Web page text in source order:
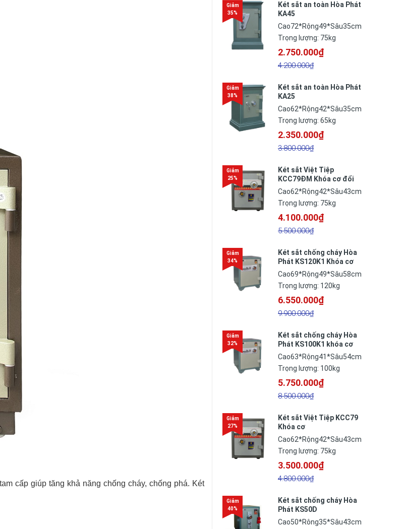
cấp giúp tăng khả năng chống cháy, chống phá. Két
Két sắt an toàn Hòa Phát
KA45
Cao72*Rộng49*Sâu35cm
Trọng lượng: 75kg
2.750.000₫
4.200.000₫
Két sắt an toàn Hòa Phát
KA25
Cao62*Rộng42*Sâu35cm
Trọng lượng: 65kg
2.350.000₫
3.800.000₫
Két sắt Việt Tiệp
KCC79ĐM Khóa cơ đổi
mã
Cao62*Rộng42*Sâu43cm
Trọng lượng: 75kg
4.100.000₫
5.500.000₫
Két sắt chống cháy Hòa
Phát KS120K1 Khóa cơ
đổi mã
Cao69*Rộng49*Sâu58cm
Trọng lượng: 120kg
6.550.000₫
9.900.000₫
Két sắt chống cháy Hòa
Phát KS100K1 khóa cơ
đổi mã
Cao63*Rộng41*Sâu54cm
Trọng lượng: 100kg
5.750.000₫
8.500.000₫
Két sắt Việt Tiệp KCC79
Khóa cơ
Cao62*Rộng42*Sâu43cm
Trọng lượng: 75kg
3.500.000₫
4.800.000₫
Két sắt chống cháy Hòa
Phát KS50D
Cao50*Rông35*Sâu43cm